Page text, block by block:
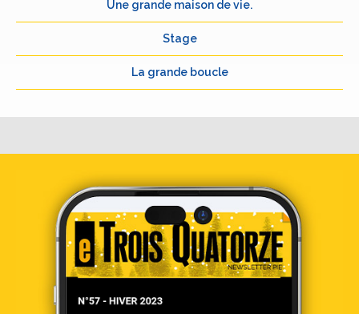
Une grande maison de vie.
Stage
La grande boucle